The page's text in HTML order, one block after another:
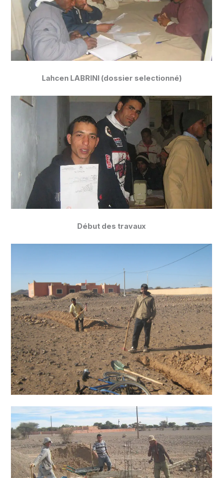
Lahcen LABRINI (dossier selectionné)
Début des travaux